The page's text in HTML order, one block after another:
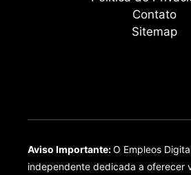
Contato
Sitemap
Aviso Importante:O Empleos
independente dedicada a oferecer